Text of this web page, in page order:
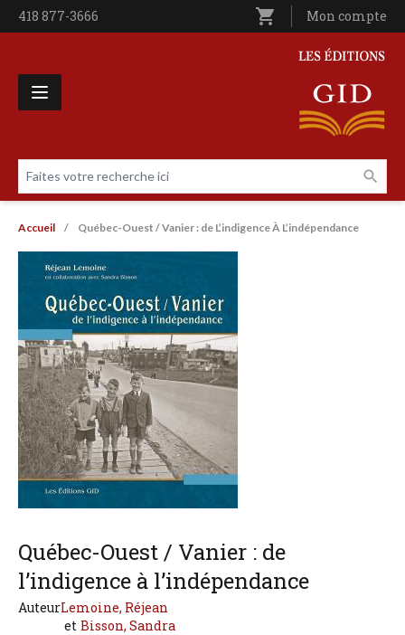
Aller au contenu principal
Téléphone
418 877-3666 shopping_cart Utilisateur
Mon compte
Les Éditions GID
Faites votre recherche ici
Livres par page
Fil d'Ariane
Accueil Québec-Ouest / Vanier : de L’indigence À L’indépendance
Québec-Ouest / Vanier : de
l’indigence à l’indépendance
AuteurLemoine, Réjean
Bisson, Sandra